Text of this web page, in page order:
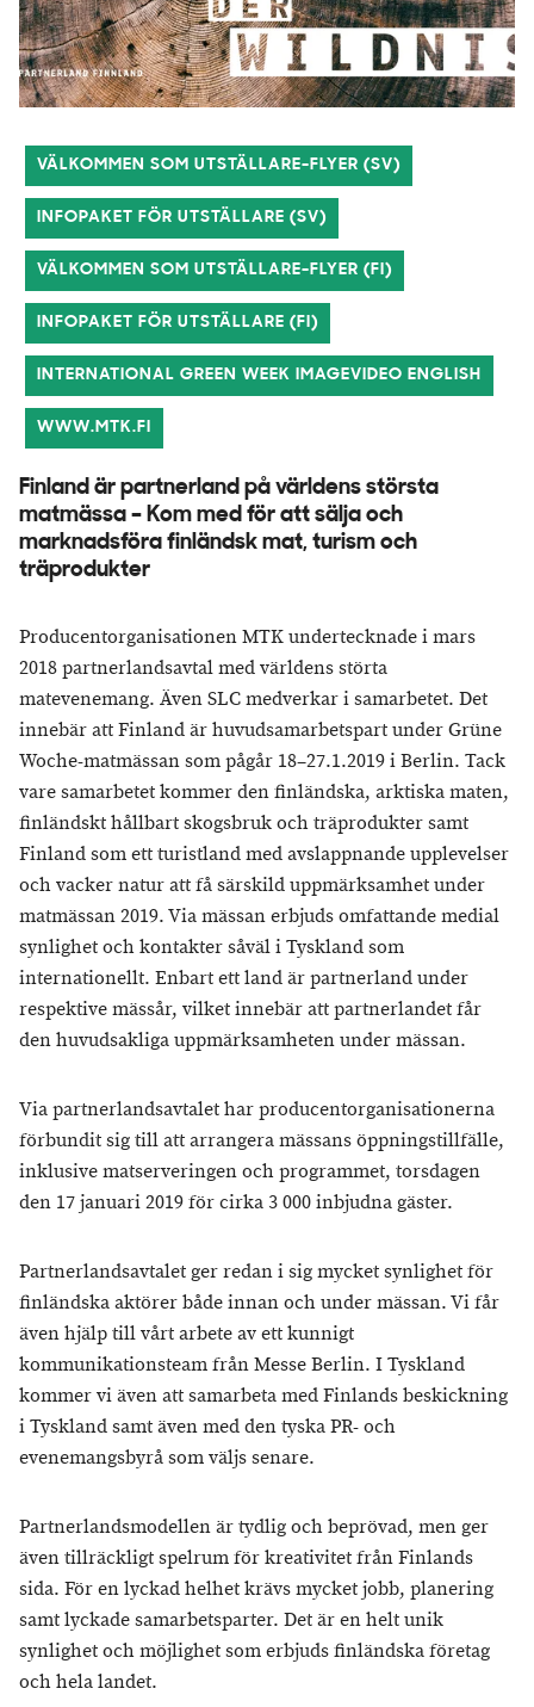
VÄLKOMMEN SOM UTSTÄLLARE-FLYER (SV)
INFOPAKET FÖR UTSTÄLLARE (SV)
VÄLKOMMEN SOM UTSTÄLLARE-FLYER (FI)
INFOPAKET FÖR UTSTÄLLARE (FI)
INTERNATIONAL GREEN WEEK IMAGEVIDEO ENGLISH
WWW.MTK.FI
Finland är partnerland på världens största
matmässa – Kom med för att sälja och
marknadsföra finländsk mat, turism och
träprodukter
Producentorganisationen MTK undertecknade i mars
2018 partnerlandsavtal med världens störta
matevenemang. Även SLC medverkar i samarbetet. Det
innebär att Finland är huvudsamarbetspart under Grüne
Woche-matmässan som pågår 18–27.1.2019 i Berlin. Tack
vare samarbetet kommer den finländska, arktiska maten,
finländskt hållbart skogsbruk och träprodukter samt
Finland som ett turistland med avslappnande upplevelser
och vacker natur att få särskild uppmärksamhet under
matmässan 2019. Via mässan erbjuds omfattande medial
synlighet och kontakter såväl i Tyskland som
internationellt. Enbart ett land är partnerland under
respektive mässår, vilket innebär att partnerlandet får
den huvudsakliga uppmärksamheten under mässan.
Via partnerlandsavtalet har producentorganisationerna
förbundit sig till att arrangera mässans öppningstillfälle,
inklusive matserveringen och programmet, torsdagen
den 17 januari 2019 för cirka 3 000 inbjudna gäster.
Partnerlandsavtalet ger redan i sig mycket synlighet för
finländska aktörer både innan och under mässan. Vi får
även hjälp till vårt arbete av ett kunnigt
kommunikationsteam från Messe Berlin. I Tyskland
kommer vi även att samarbeta med Finlands beskickning
i Tyskland samt även med den tyska PR- och
evenemangsbyrå som väljs senare.
Partnerlandsmodellen är tydlig och beprövad, men ger
även tillräckligt spelrum för kreativitet från Finlands
sida. För en lyckad helhet krävs mycket jobb, planering
samt lyckade samarbetsparter. Det är en helt unik
synlighet och möjlighet som erbjuds finländska företag
och hela landet.